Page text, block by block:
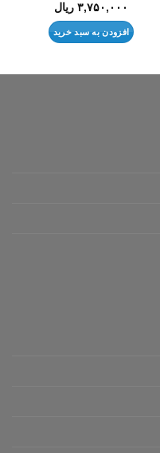
۳,۷۵۰,۰۰۰ ریال
افزودن به سبد خرید